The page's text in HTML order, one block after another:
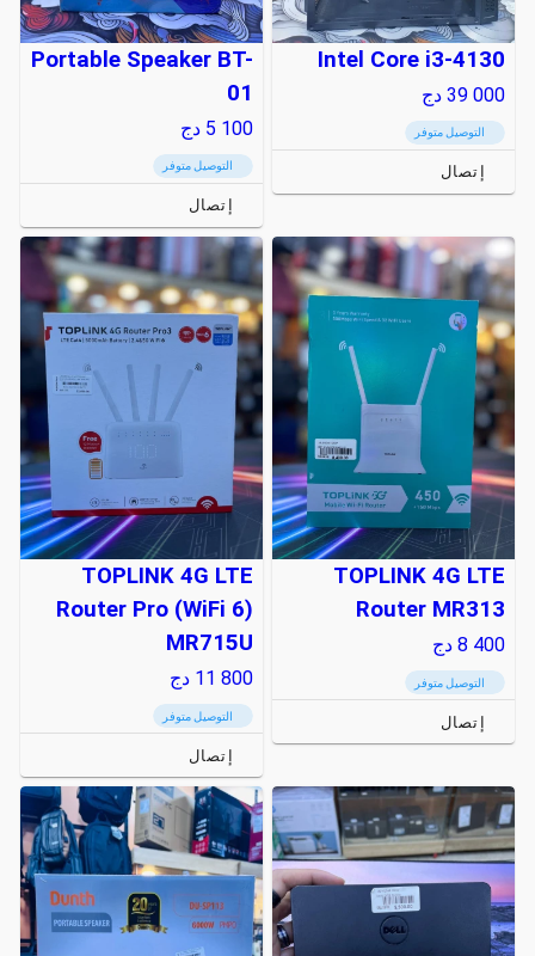
Intel Core i3-4130
39 000 دج
التوصيل متوفر
إتصال
Portable Speaker BT-
01
5 100 دج
التوصيل متوفر
إتصال
TOPLINK 4G LTE
Router MR313
8 400 دج
التوصيل متوفر
إتصال
TOPLINK 4G LTE
Router Pro (WiFi 6)
MR715U
11 800 دج
التوصيل متوفر
إتصال